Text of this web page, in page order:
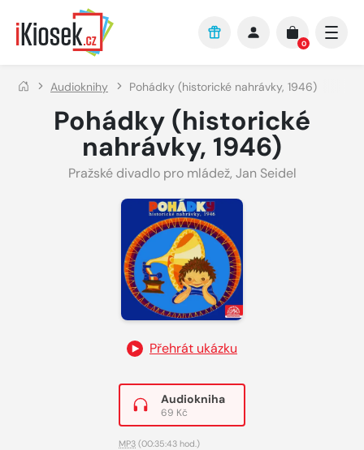
Přejít na hlavní obsah
0
Audioknihy Pohádky (historické nahrávky, 1946)
Pohádky (historické
nahrávky, 1946)
Pražské divadlo pro mládež, Jan Seidel
Přehrát ukázku
Audiokniha
69 Kč
MP3 (00:35:43 hod.)